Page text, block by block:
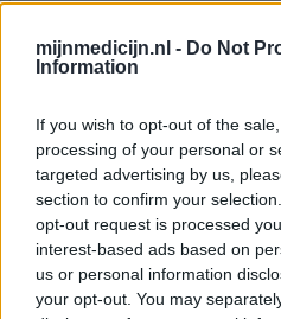
mijnmedicijn.nl - Do Not
Information
If you wish to opt-out of the
processing of your personal or
targeted advertising by us,
section to confirm your
opt-out request is processed
interest-based ads based on
us or personal information
your opt-out. You may
geef mening
Keppra
29-11-2014 | Vrouw | 68
levetiracetam
Hersentumor
Effectiviteit
Hoeveelheid bijwerkingen